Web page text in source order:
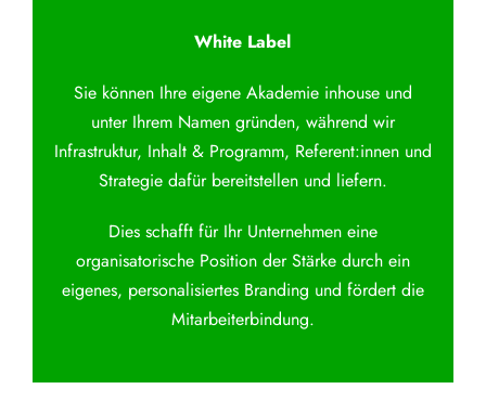
White Label
Sie können Ihre eigene Akademie inhouse und
unter Ihrem Namen gründen, während wir
Infrastruktur, Inhalt & Programm, Referent:innen und
Strategie dafür bereitstellen und liefern.
Dies schafft für Ihr Unternehmen eine
organisatorische Position der Stärke durch ein
eigenes, personalisiertes Branding und fördert die
Mitarbeiterbindung.